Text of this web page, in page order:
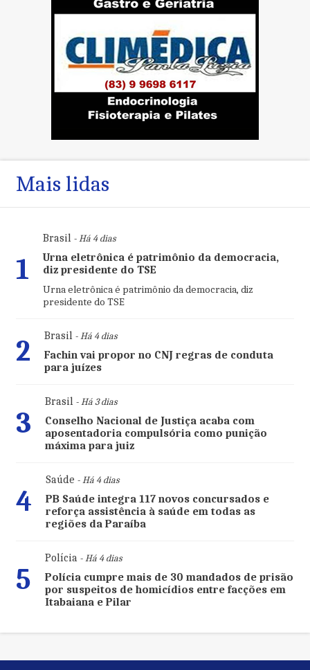
Mais lidas
1
Brasil- Há 4 dias
Urna eletrônica é patrimônio da democracia,
diz presidente do TSE
Urna eletrônica é patrimônio da democracia, diz
presidente do TSE
2 Brasil- Há 4 dias
Fachin vai propor no CNJ regras de conduta
para juízes
3
Brasil- Há 3 dias
Conselho Nacional de Justiça acaba com
aposentadoria compulsória como punição
máxima para juiz
4
Saúde - Há 4 dias
PB Saúde integra 117 novos concursados e
reforça assistência à saúde em todas as
regiões da Paraíba
5
Polícia- Há 4 dias
Polícia cumpre mais de 30 mandados de prisão
por suspeitos de homicídios entre facções em
Itabaiana e Pilar